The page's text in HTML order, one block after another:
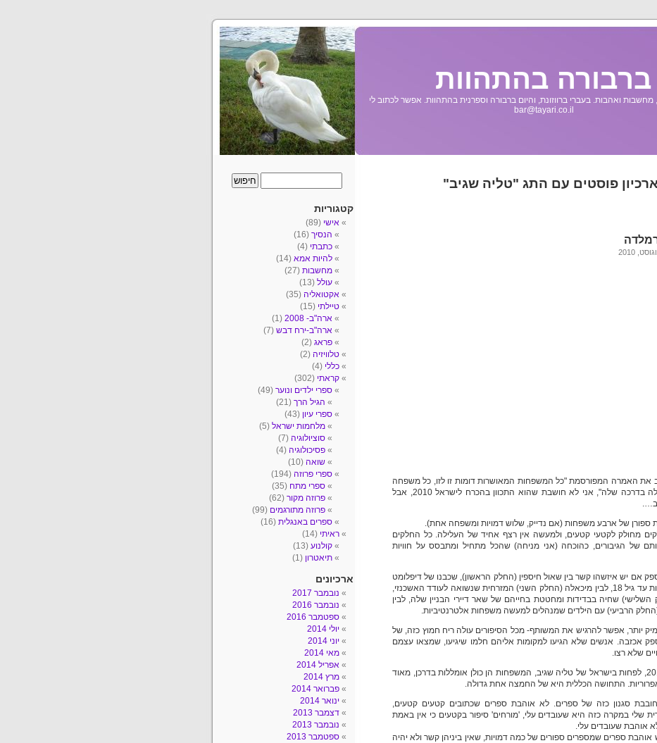
ברבורה בהתהוות
ואהבות. בעברי ברווזונת, והיום ברבורה וספרנית בהתהוות. אפשר לכתוב לי
bar@tayari.co.il
ארכיון פוסטים עם התג "טליה שגיב"
את האמרה המפורסמת "כל המשפחות המאושרות דומות זו לזו, כל משפחה
אומללה- אומללה בדרכה שלה", אני לא חושבת שהוא התכוון בהכרח לישראל 2010, אבל
של ארבע משפחות (אם נדייק, שלוש דמויות ומשפחה אחת).
מחולק לקטעי קטעים, ולמעשה אין רצף אחיד של העלילה. כל החלקים
של הגיבורים, כהוכחה (אני מניחה) שהכל מתחיל ומתבסס על חוויות
אם יש איזשהו קשר בין שאול חיספין (החלק הראשון), שכבנו של דיפלומט
נדד לו בין מדינות עד גיל 18, לבין מיכאלה (החלק השני) המזרחית שנשואה לעודד האשכנזי,
השלישי) שחיה בבדידות ומחטטת בחייהם של שאר דיירי הבניין שלה, לבין
הרביעי) עם הילדים שמנהלים למעשה משפחות אלטרנטיביות.
יותר, אפשר להרגיש את המשותף- מכל הסיפורים עולה ריח חמוץ כזה, של
אכזבה. אנשים שלא הגיעו למקומות אליהם חלמו שיגיעו, שמצאו עצמם
שלא רצו.
בישראל של 2010, לפחות בישראל של טליה שגיב, המשפחות הן כולן אומללות בדרכן, מאוד
אפרוריות. התחושה הכללית היא של החמצה אחת גדולה.
סגנון כזה של ספרים. לא אוהבת ספרים שכתובים קטעים קטעים,
שלי במקרה כזה היא שעובדים עלי, 'מורחים' סיפור בקטעים כי אין באמת
אוהבת שעובדים עלי.
ספרים שמספרים ספורים של כמה דמויות, שאין ביניהן קשר ולא יהיה
קטגוריות
אישי (89)
הנסיך (16)
כתבתי (4)
להיות אמא (14)
מחשבות (27)
עולל (13)
אקטואליה (35)
טיילתי (15)
ארה"ב- 2008
(1)
ארה"ב-ירח דבש (7)
פראג (2)
טלוויזיה (2)
כללי (4)
קראתי (302)
ספרי ילדים ונוער (49)
הגיל הרך (21)
ספרי עיון (43)
מלחמות ישראל (5)
סוציולוגיה (7)
פסיכולוגיה (4)
שואה (10)
ספרי פרוזה (194)
ספרי מתח (35)
פרוזה מקור (62)
פרוזה מתורגמים (99)
ספרים באנגלית (16)
ראיתי (14)
קולנוע (13)
תיאטרון (1)
ארכיונים
נובמבר 2017
נובמבר 2016
ספטמבר 2016
יולי 2014
יוני 2014
מאי 2014
אפריל 2014
מרץ 2014
פברואר 2014
ינואר 2014
דצמבר 2013
נובמבר 2013
ספטמבר 2013